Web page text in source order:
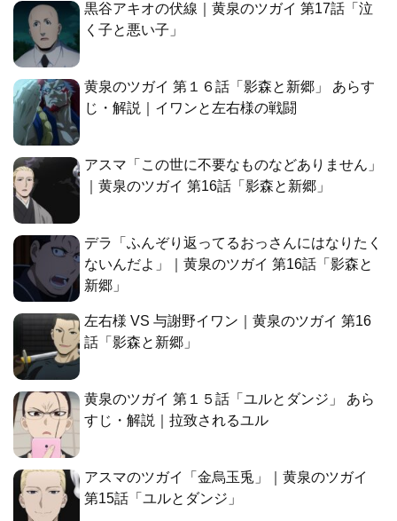
黒谷アキオの伏線｜黄泉のツガイ 第17話「泣
く子と悪い子」
黄泉のツガイ 第１６話「影森と新郷」 あらす
じ・解説｜イワンと左右様の戦闘
アスマ「この世に不要なものなどありません」
｜黄泉のツガイ 第16話「影森と新郷」
デラ「ふんぞり返ってるおっさんにはなりたく
ないんだよ」｜黄泉のツガイ 第16話「影森と
新郷」
左右様 VS 与謝野イワン｜黄泉のツガイ 第16
話「影森と新郷」
黄泉のツガイ 第１５話「ユルとダンジ」 あら
すじ・解説｜拉致されるユル
アスマのツガイ「金烏玉兎」｜黄泉のツガイ
第15話「ユルとダンジ」